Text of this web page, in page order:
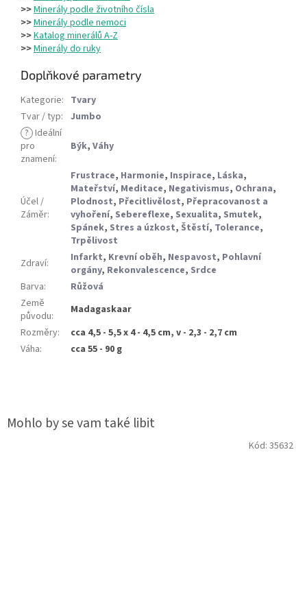
>>Minerály podle životního čísla
>>Minerály podle nemoci
>>Katalog minerálů A-Z
>>Minerály do ruky
Doplňkové parametry
Kategorie: Tvary
Tvar / typ: Jumbo
? Ideální
pro
znamení:
Býk, Váhy
Účel /
Záměr:
Frustrace, Harmonie, Inspirace, Láska,
Mateřství, Meditace, Negativismus, Ochrana,
Plodnost, Přecitlivělost, Přepracovanost a
vyhoření, Sebereflexe, Sexualita, Smutek,
Spánek, Stres a úzkost, Štěstí, Tolerance,
Trpělivost
Zdraví: Infarkt, Krevní oběh, Nespavost, Pohlavní
orgány, Rekonvalescence, Srdce
Barva:
Růžová
Země
původu:
Madagaskaar
Rozměry:
cca 4,5 - 5,5 x 4 - 4,5 cm, v - 2,3 - 2,7 cm
Váha: cca 55 - 90 g
Kód: 35632